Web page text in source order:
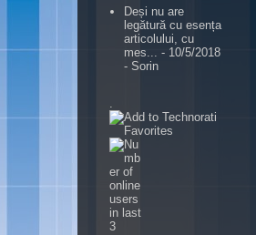
Deși nu are
legătură cu esența
articolului, cu
mes... - 10/5/2018
- Sorin